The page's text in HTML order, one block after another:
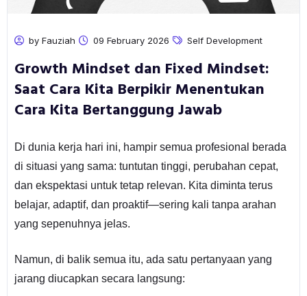
by Fauziah 09 February 2026 Self Development
Growth Mindset dan Fixed Mindset:
Saat Cara Kita Berpikir Menentukan
Cara Kita Bertanggung Jawab
Di dunia kerja hari ini, hampir semua profesional berada
di situasi yang sama: tuntutan tinggi, perubahan cepat,
dan ekspektasi untuk tetap relevan. Kita diminta terus
belajar, adaptif, dan proaktif—sering kali tanpa arahan
yang sepenuhnya jelas.
Namun, di balik semua itu, ada satu pertanyaan yang
jarang diucapkan secara langsung: